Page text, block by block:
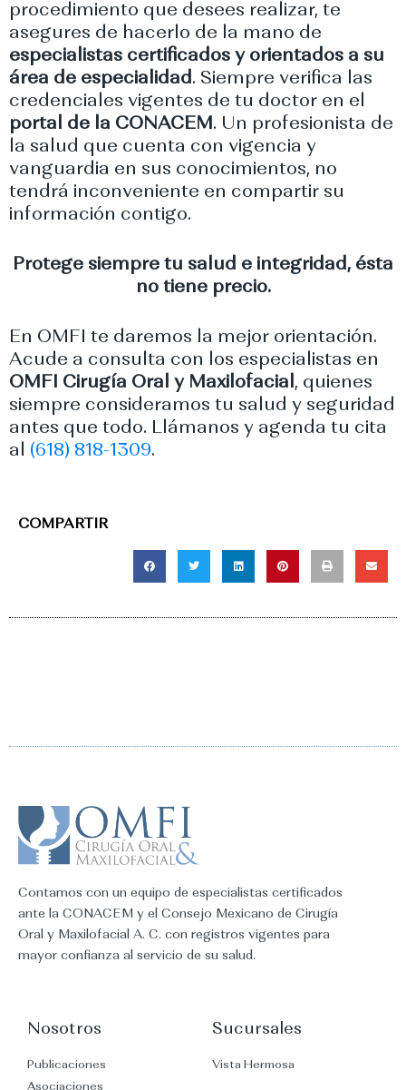
procedimiento que desees realizar, te
asegures de hacerlo de la mano de
especialistas certificados y orientados a su
área de especialidad . Siempre verifica las
credenciales vigentes de tu doctor en el
portal de la CONACEM . Un profesionista de
la salud que cuenta con vigencia y
vanguardia en sus conocimientos, no
tendrá inconveniente en compartir su
información contigo.
Protege siempre tu salud e integridad, ésta
no tiene precio.
En OMFI te daremos la mejor orientación.
Acude a consulta con los especialistas en
OMFI Cirugía Oral y Maxilofacial , quienes
siempre consideramos tu salud y seguridad
antes que todo. Llámanos y agenda tu cita
al
(618) 818-1309.
COMPARTIR
Contamos con un equipo de especialistas certificados
ante la CONACEM y el Consejo Mexicano de Cirugía
Oral y Maxilofacial A. C. con registros vigentes para
mayor confianza al servicio de su salud.
Nosotros
Publicaciones
Asociaciones
Sucursales
Vista Hermosa